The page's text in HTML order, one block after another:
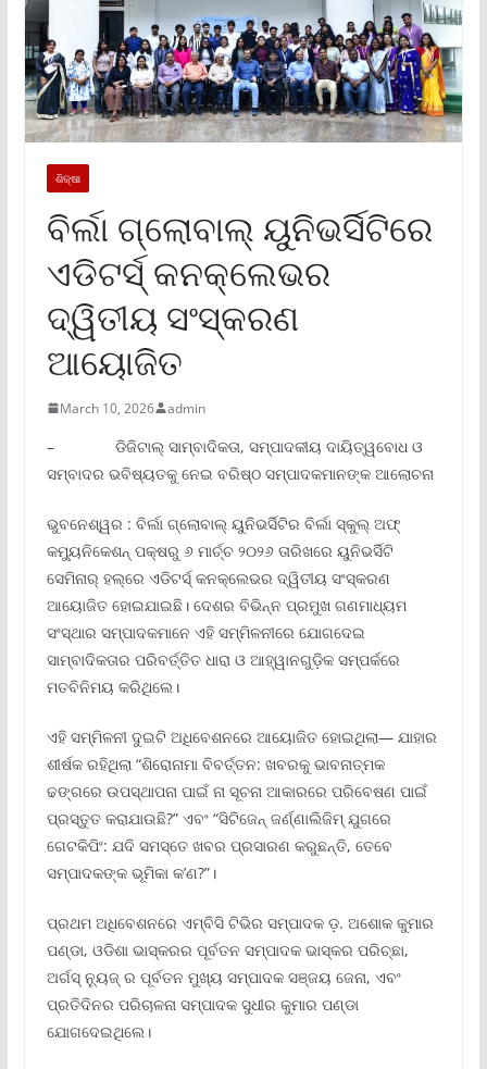
ଶିକ୍ଷା
ବିର୍ଲା ଗ୍ଲୋବାଲ୍ ୟୁନିଭର୍ସିଟିରେ
ଏଡିଟର୍ସ୍ କନକ୍ଲେଭର
ଦ୍ୱିତୀୟ ସଂସ୍କରଣ
ଆୟୋଜିତ
March 10, 2026 admin
– ଡିଜିଟାଲ୍ ସାମ୍ବାଦିକତା, ସମ୍ପାଦକୀୟ ଦାୟିତ୍ୱବୋଧ ଓ
ସମ୍ବାଦର ଭବିଷ୍ୟତକୁ ନେଇ ବରିଷ୍ଠ ସମ୍ପାଦକମାନଙ୍କ ଆଲୋଚନା
ଭୁବନେଶ୍ୱର : ବିର୍ଲା ଗ୍ଲୋବାଲ୍ ୟୁନିଭର୍ସିଟିର ବିର୍ଲା ସ୍କୁଲ୍ ଅଫ୍
କମ୍ୟୁନିକେଶନ୍ ପକ୍ଷରୁ ୬ ମାର୍ଚ୍ଚ ୨୦୨୬ ତାରିଖରେ ୟୁନିଭର୍ସିଟି
ସେମିନାର୍ ହଲ୍‌ରେ ଏଡିଟର୍ସ୍ କନକ୍ଲେଭର ଦ୍ୱିତୀୟ ସଂସ୍କରଣ
ଆୟୋଜିତ ହୋଇଯାଇଛି। ଦେଶର ବିଭିନ୍ନ ପ୍ରମୁଖ ଗଣମାଧ୍ୟମ
ସଂସ୍ଥାର ସମ୍ପାଦକମାନେ ଏହି ସମ୍ମିଳନୀରେ ଯୋଗଦେଇ
ସାମ୍ବାଦିକତାର ପରିବର୍ତ୍ତିତ ଧାରା ଓ ଆହ୍ୱାନଗୁଡ଼ିକ ସମ୍ପର୍କରେ
ମତବିନିମୟ କରିଥିଲେ।
ଏହି ସମ୍ମିଳନୀ ଦୁଇଟି ଅଧିବେଶନରେ ଆୟୋଜିତ ହୋଇଥିଲା— ଯାହାର
ଶୀର୍ଷକ ରହିଥିଲା “ଶିରୋନାମା ବିବର୍ତ୍ତନ: ଖବରକୁ ଭାବନାତ୍ମକ
ଢଙ୍ଗରେ ଉପସ୍ଥାପନା ପାଇଁ ନା ସୂଚନା ଆକାରରେ ପରିବେଷଣ ପାଇଁ
ପ୍ରସ୍ତୁତ କରାଯାଉଛି?” ଏବଂ “ସିଟିଜେନ୍ ଜର୍ଣ୍ଣାଲିଜିମ୍ ଯୁଗରେ
ଗେଟକିପିଂ: ଯଦି ସମସ୍ତେ ଖବର ପ୍ରସାରଣ କରୁଛନ୍ତି, ତେବେ
ସମ୍ପାଦକଙ୍କ ଭୂମିକା କ’ଣ?”।
ପ୍ରଥମ ଅଧିବେଶନରେ ଏମ୍‌ବିସି ଟିଭିର ସମ୍ପାଦକ ଡ଼. ଅଶୋକ କୁମାର
ପଣ୍ଡା, ଓଡିଶା ଭାସ୍କରର ପୂର୍ବତନ ସମ୍ପାଦକ ଭାସ୍କର ପରିଚ୍ଛା,
ଅର୍ଗସ୍ ନ୍ୟୁଜ୍ ର ପୂର୍ବତନ ମୁଖ୍ୟ ସମ୍ପାଦକ ସଞ୍ଜୟ ଜେନା, ଏବଂ
ପ୍ରତିଦିନର ପରିଚାଳନା ସମ୍ପାଦକ ସୁଧୀର କୁମାର ପଣ୍ଡା
ଯୋଗଦେଇଥିଲେ।